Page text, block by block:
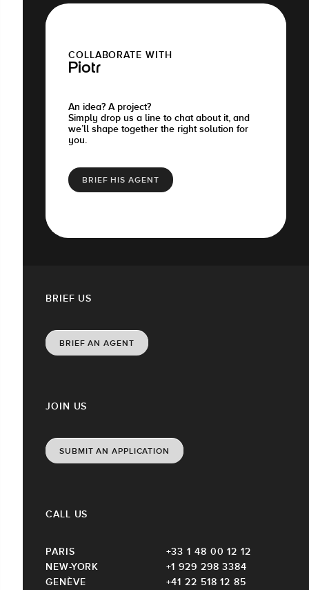
COLLABORATE WITH
Piotr
An idea? A project?
Simply drop us a line to chat about it, and
we’ll shape together the right solution for
you.
BRIEF HIS AGENT
JOIN US
SUBMIT AN APPLICATION
CALL US
PARIS
+33 1 48 00 12 12
NEW-YORK
+1 929 298 3384
GENÈVE
+41 22 518 12 85
BRIEF US
BRIEF AN AGENT